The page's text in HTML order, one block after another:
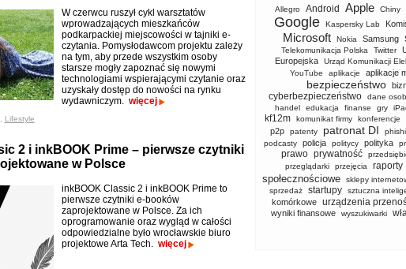
W czerwcu ruszył cykl warsztatów
wprowadzających mieszkańców
podkarpackiej miejscowości w tajniki e-
czytania. Pomysłodawcom projektu zależy
na tym, aby przede wszystkim osoby
starsze mogły zapoznać się nowymi
technologiami wspierającymi czytanie oraz
uzyskały dostęp do nowości na rynku
wydawniczym. więcej
Lifestyle
2 i inkBOOK Prime – pierwsze czytniki
w Polsce
inkBOOK Classic 2 i inkBOOK Prime to
pierwsze czytniki e-booków
zaprojektowane w Polsce. Za ich
oprogramowanie oraz wygląd w całości
odpowiedzialne było wrocławskie biuro
projektowe Arta Tech. więcej
Allegro Android Apple Chiny
Google Kaspersky Lab
Microsoft Nokia Samsung
Telekomunikacja Polska Twitter
Europejska
Urząd Komunikacji
YouTube aplikacje aplikacje
bezpieczeństwo
cyberbezpieczeństwo dane
handel
edukacja finanse gry
kf12m komunikat firmy konferencje
p2p patenty patronat DI
podcasty policja politycy polityka
prawo prywatność
przeglądarki
przejęcia raporty
społecznościowe
sklepy
sprzedaż
startupy sztuczna
komórkowe urządzenia
wyniki finansowe wyszukiwarki